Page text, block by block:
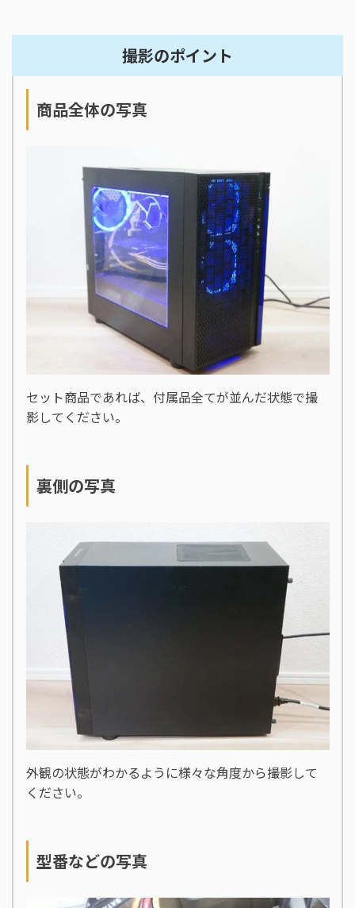
撮影のポイント
商品全体の写真
セット商品であれば、付属品全てが並んだ状態で撮
影してください。
裏側の写真
外観の状態がわかるように様々な角度から撮影して
ください。
型番などの写真